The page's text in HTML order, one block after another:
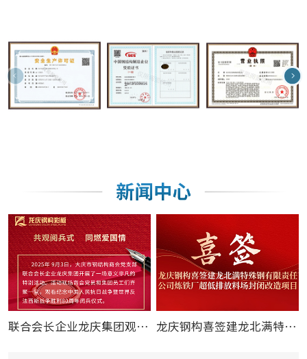
联合会长企业龙庆集团观看纪念中 国人民抗日战争暨世 龙庆钢构喜签建龙北满特殊钢有限责任公司炼铁厂超低排